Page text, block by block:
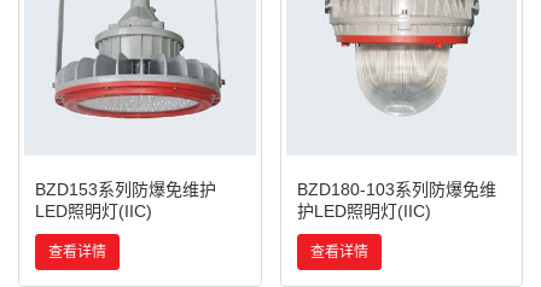
BZD153系列防爆免维护
LED照明灯(IIC)
查看详情
BZD180-103系列防爆免维
护LED照明灯(IIC)
查看详情